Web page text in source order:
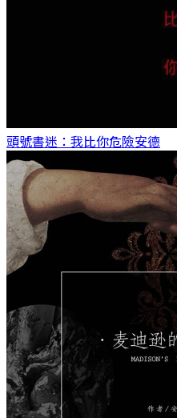
頭號書迷：我比你危險安德